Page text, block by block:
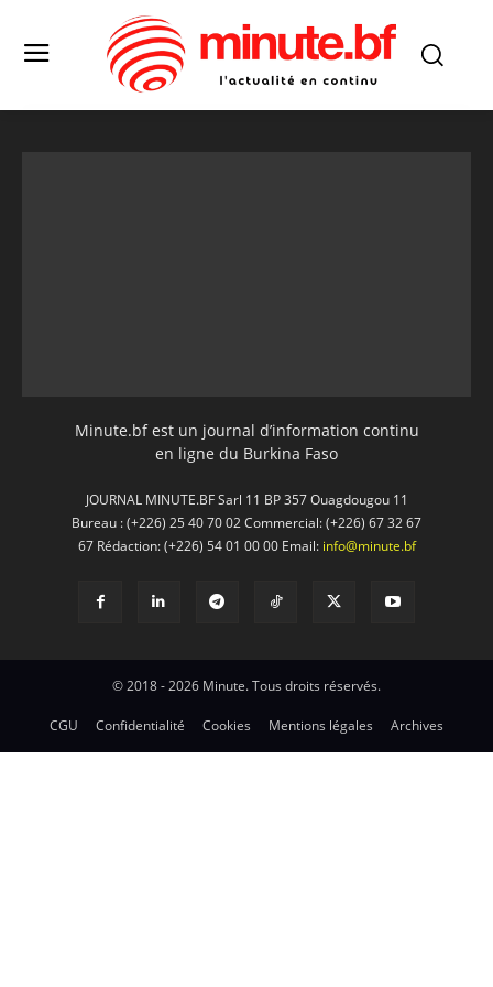
Minute.bf est un journal d’information continu
en ligne du Burkina Faso
JOURNAL MINUTE.BF Sarl 11 BP 357 Ouagdougou 11
Bureau : (+226) 25 40 70 02 Commercial: (+226) 67 32 67
67 Rédaction: (+226) 54 01 00 00 Email: info@minute.bf
© 2018 - 2026 Minute. Tous droits réservés.
CGU Confidentialité Cookies Mentions légales Archives